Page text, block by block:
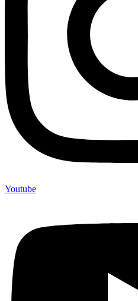
Youtube